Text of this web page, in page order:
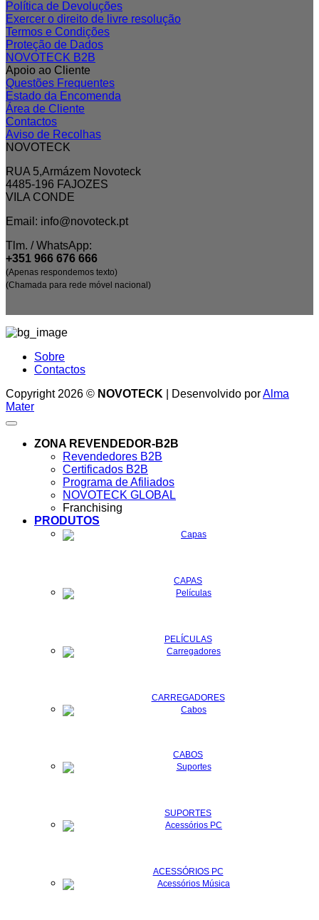
Política de Devoluções
Exercer o direito de livre resolução
Termos e Condições
Proteção de Dados
NOVOTECK B2B
Apoio ao Cliente
Questões Frequentes
Estado da Encomenda
Área de Cliente
Contactos
Aviso de Recolhas
NOVOTECK
RUA 5,Armázem Novoteck
4485-196 FAJOZES
VILA CONDE
Email: info@novoteck.pt
Tlm. / WhatsApp:
+351 966 676 666
(Apenas respondemos texto)
(Chamada para rede móvel nacional)
Sobre
Contactos
Copyright 2026 © NOVOTECK | Desenvolvido porAlma
Mater
ZONA REVENDEDOR-B2B
Revendedores B2B
Certificados B2B
Programa de Afiliados
NOVOTECK GLOBAL
Franchising
PRODUTOS
CAPAS
PELÍCULAS
CARREGADORES
CABOS
SUPORTES
ACESSÓRIOS PC